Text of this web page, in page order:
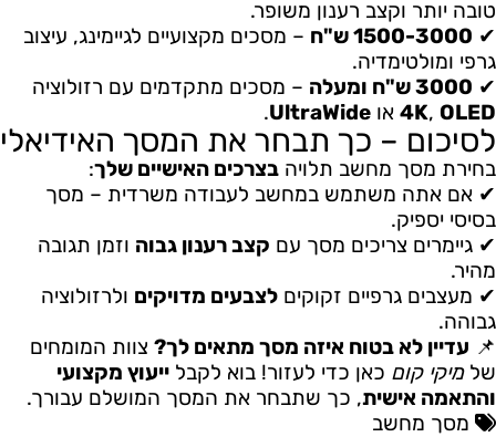
טובה יותר וקצב רענון משופר.
✔ 1500-3000 ש"ח
– מסכים מקצועיים לגיימינג, עיצוב
גרפי ומולטימדיה.
✔ 3000 ש"ח ומעלה
– מסכים מתקדמים עם רזולוציה
4K, OLED או UltraWide
.
לסיכום – כך תבחר את המסך האידיאלי
בחירת מסך מחשב תלויה בצרכים האישיים שלך:
✔ אם אתה משתמש במחשב לעבודה משרדית – מסך
בסיסי יספיק.
✔ גיימרים צריכים מסך עם קצב רענון גבוה וזמן תגובה
מהיר.
✔ מעצבים גרפיים זקוקים לצבעים מדויקים ולרזולוציה
גבוהה.
📌 עדיין לא בטוח איזה מסך מתאים לך? צוות המומחים
שלמיקי קום כאן כדי לעזור! בוא לקבל ייעוץ מקצועי
והתאמה אישית, כך שתבחר את המסך המושלם עבורך.
מסך מחשב